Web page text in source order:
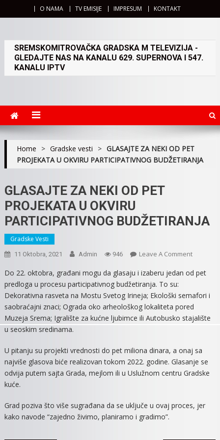
O NAMA TV EMISIJE IMPRESUM KONTAKT
SREMSKOMITROVAČKA GRADSKA M TELEVIZIJA -
GLEDAJTE NAS NA KANALU 629. SUPERNOVA I 547.
KANALU IPTV
Home > Gradske vesti > GLASAJTE ZA NEKI OD PET
PROJEKATA U OKVIRU PARTICIPATIVNOG BUDŽETIRANJA
GLASAJTE ZA NEKI OD PET
PROJEKATA U OKVIRU
PARTICIPATIVNOG BUDŽETIRANJA
Gradske Vesti
11 Oktobra, 2021 Admin 946 Leave A CommentOn
ZA
OD
PET
Do 22. oktobra, građani mogu da glasaju i izaberu jedan od pet
predloga u procesu participativnog budžetiranja. To su:
Dekorativna rasveta na Mostu Svetog Irineja; Ekološki semafori i
saobraćajni znaci; Ograda oko arheološkog lokaliteta pored
Muzeja Srema; Igralište za kućne ljubimce ili Autobusko stajalište
u seoskim sredinama.
U pitanju su projekti vrednosti do pet miliona dinara, a onaj sa
najviše glasova biće realizovan tokom 2022. godine. Glasanje se
odvija putem sajta Grada, mejlom ili u Uslužnom centru Gradske
kuće.
Grad poziva što više sugrađana da se uključe u ovaj proces, jer
kako navode “zajedno živimo, planiramo i gradimo”.